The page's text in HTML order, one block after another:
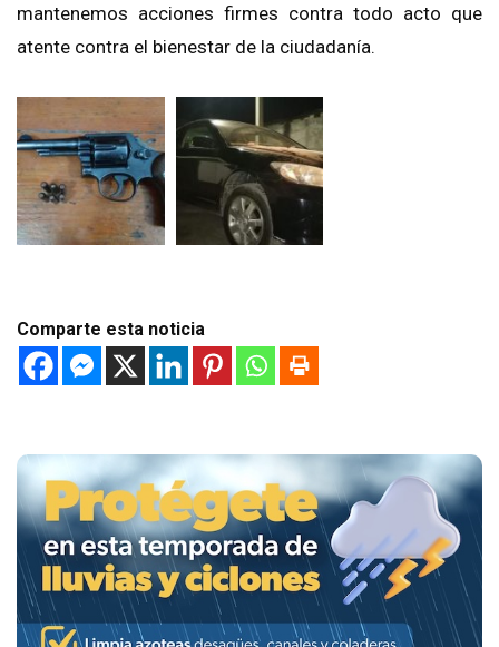
mantenemos acciones firmes contra todo acto que
atente contra el bienestar de la ciudadanía.
Comparte esta noticia